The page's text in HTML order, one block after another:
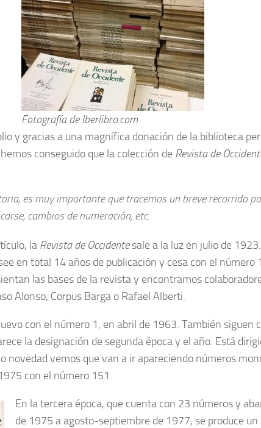
Fotografía de Iberlibro.com
y gracias a una magnífica donación de la biblioteca
conseguido que la colección de Revista de
es muy importante que tracemos un breve recorrido
cambios de numeración, etc.
la Revista de Occidentesale a la luz en julio de
en total 14 años de publicación y cesa con el
las bases de la revista y encontramos
Alonso, Corpus Barga o Rafael Alberti.
con el número 1, en abril de 1963. También siguen
la designación de segunda época y el año. Está
novedad vemos que van a ir apareciendo números
con el número 151.
En la tercera época, que cuenta con 23 números y
de 1975 a agosto-septiembre de 1977, se produce